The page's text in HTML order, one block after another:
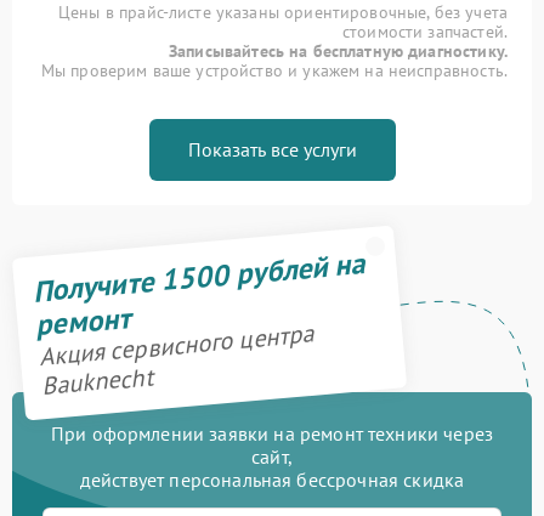
Цены в прайс-листе указаны ориентировочные, без учета
стоимости запчастей.
Записывайтесь на бесплатную диагностику.
Мы проверим ваше устройство и укажем на неисправность.
Показать все услуги
Получите 1500 рублей на
ремонт
Акция сервисного центра
Bauknecht
При оформлении заявки на ремонт техники через
сайт,
действует персональная бессрочная скидка